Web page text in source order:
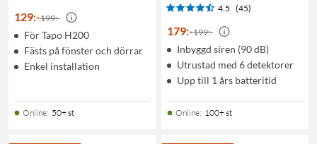
129:-199:-
För Tapo H200
Fästs på fönster och dörrar
Enkel installation
Online: 50+ st
4.5 (45)
179:-199:-
Inbyggd siren (90 dB)
Utrustad med 6 detektorer
Upp till 1 års batteritid
Online: 100+ st